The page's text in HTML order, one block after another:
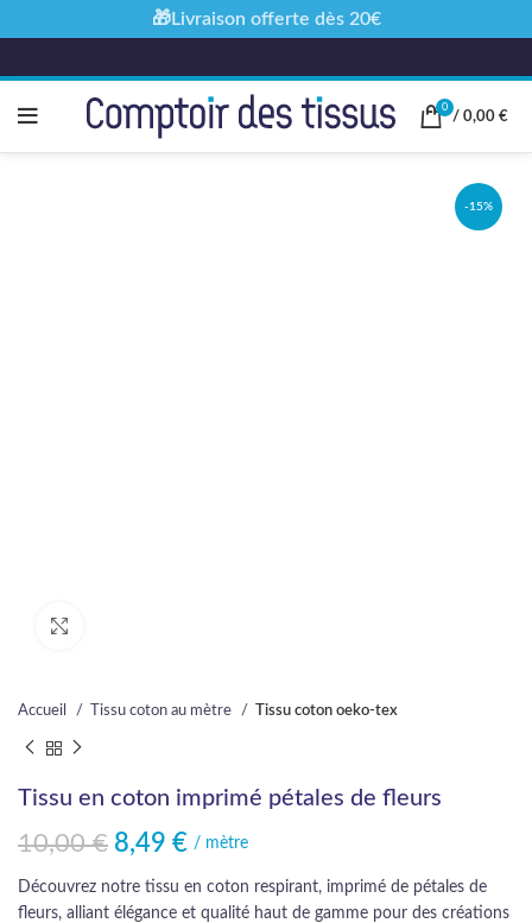
0
/ 0,00 €
-15%
Accueil Tissu coton au mètre Tissu coton oeko-tex
Tissu en coton imprimé pétales de fleurs
10,00€
Le prix initial était : 10,00 €.
8,49 €
Le prix actuel est : 8,49 €./ mètre
Découvrez notre tissu en coton respirant, imprimé de pétales de
fleurs, alliant élégance et qualité haut de gamme pour des créations
🎁Livraison offerte dès 20€